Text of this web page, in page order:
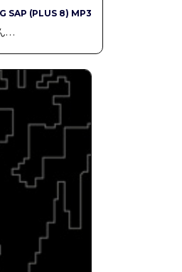
SAP (PLUS 8) MP3
…